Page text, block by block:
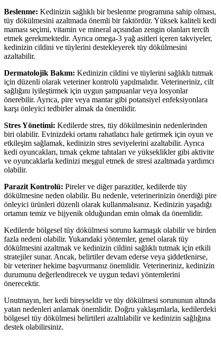
Beslenme: Kedinizin sağlıklı bir beslenme programına sahip olması,
tüy dökülmesini azaltmada önemli bir faktördür. Yüksek kaliteli kedi
maması seçimi, vitamin ve mineral açısından zengin olanları tercih
etmek gerekmektedir. Ayrıca omega-3 yağ asitleri içeren takviyeler,
kedinizin cildini ve tüylerini destekleyerek tüy dökülmesini
azaltabilir.
Dermatolojik Bakım: Kedinizin cildini ve tüylerini sağlıklı tutmak
için düzenli olarak veteriner kontrolü yapılmalıdır. Veterineriniz, cilt
sağlığını iyileştirmek için uygun şampuanlar veya losyonlar
önerebilir. Ayrıca, pire veya mantar gibi potansiyel enfeksiyonlara
karşı önleyici tedbirler almak da önemlidir.
Stres Yönetimi: Kedilerde stres, tüy dökülmesinin nedenlerinden
biri olabilir. Evinizdeki ortamı rahatlatıcı hale getirmek için oyun ve
etkileşim sağlamak, kedinizin stres seviyelerini azaltabilir. Ayrıca
kedi oyuncakları, tırnak çekme tahtaları ve yükseklikler gibi aktivite
ve oyuncaklarla kedinizi meşgul etmek de stresi azaltmada yardımcı
olabilir.
Parazit Kontrolü: Pireler ve diğer parazitler, kedilerde tüy
dökülmesine neden olabilir. Bu nedenle, veterinerinizin önerdiği pire
önleyici ürünleri düzenli olarak kullanmalısınız. Kedinizin yaşadığı
ortamın temiz ve hijyenik olduğundan emin olmak da önemlidir.
Kedilerde bölgesel tüy dökülmesi sorunu karmaşık olabilir ve birden
fazla nedeni olabilir. Yukarıdaki yöntemler, genel olarak tüy
dökülmesini azaltmak ve kedinizin cildini sağlıklı tutmak için etkili
stratejiler sunar. Ancak, belirtiler devam ederse veya şiddetlenirse,
bir veteriner hekime başvurmanız önemlidir. Veterineriniz, kedinizin
durumunu değerlendirecek ve uygun tedavi yöntemlerini
önerecektir.
Unutmayın, her kedi bireyseldir ve tüy dökülmesi sorununun altında
yatan nedenleri anlamak önemlidir. Doğru yaklaşımlarla, kedilerdeki
bölgesel tüy dökülmesi belirtileri azaltılabilir ve kedinizin sağlığına
destek olabilirsiniz.